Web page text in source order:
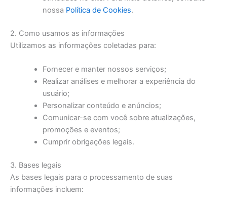
nossa Política de Cookies.
2. Como usamos as informações
Utilizamos as informações coletadas para:
Fornecer e manter nossos serviços;
Realizar análises e melhorar a experiência do
usuário;
Personalizar conteúdo e anúncios;
Comunicar-se com você sobre atualizações,
promoções e eventos;
Cumprir obrigações legais.
3. Bases legais
As bases legais para o processamento de suas
informações incluem: